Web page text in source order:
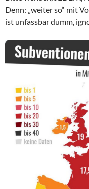
Denn: „weiter so“ mit
ist unfassbar dumm,